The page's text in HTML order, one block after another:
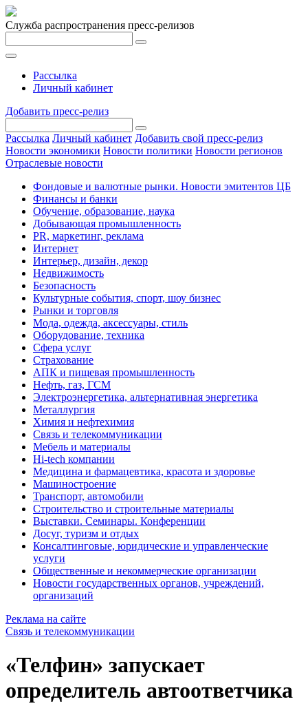
Служба распространения пресс-релизов
Рассылка
Личный кабинет
Добавить пресс-релиз
Рассылка Личный кабинет Добавить свой пресс-релиз
Новости экономики Новости политики Новости регионов
Отраслевые новости
Фондовые и валютные рынки. Новости эмитентов ЦБ
Финансы и банки
Обучение, образование, наука
Добывающая промышленность
PR, маркетинг, реклама
Интернет
Интерьер, дизайн, декор
Недвижимость
Безопасность
Культурные события, спорт, шоу бизнес
Рынки и торговля
Мода, одежда, аксессуары, стиль
Оборудование, техника
Сфера услуг
Страхование
АПК и пищевая промышленность
Нефть, газ, ГСМ
Электроэнергетика, альтернативная энергетика
Металлургия
Химия и нефтехимия
Связь и телекоммуникации
Мебель и материалы
Hi-tech компании
Медицина и фармацевтика, красота и здоровье
Машиностроение
Транспорт, автомобили
Строительство и строительные материалы
Выставки. Семинары. Конференции
Досуг, туризм и отдых
Консалтинговые, юридические и управленческие
услуги
Общественные и некоммерческие организации
Новости государственных органов, учреждений,
организаций
Реклама на сайте
Связь и телекоммуникации
«Телфин» запускает
определитель автоответчика